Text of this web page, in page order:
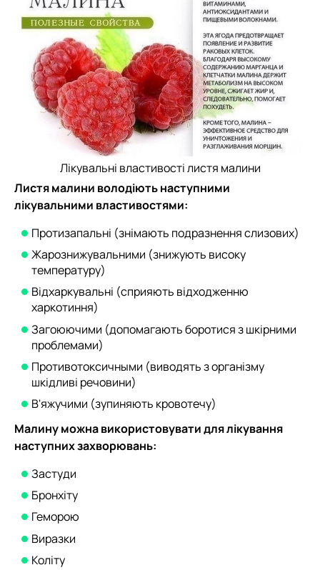
Лікувальні властивості листя малини
Листя малини володіють наступними
лікувальними властивостями:
Протизапальні (знімають подразнення слизових)
Жарознижувальними (знижують високу
температуру)
Відхаркувальні (сприяють відходженню
харкотиння)
Загоюючими (допомагають боротися з шкірними
проблемами)
Противотоксичными (виводять з організму
шкідливі речовини)
В'яжучими (зупиняють кровотечу)
Малину можна використовувати для лікування
наступних захворювань:
Застуди
Бронхіту
Геморою
Виразки
Коліту